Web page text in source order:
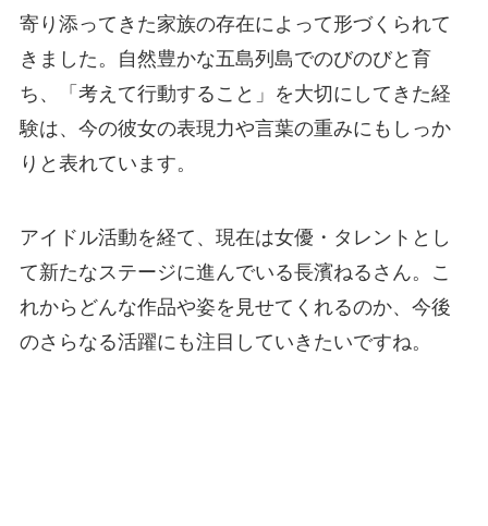
寄り添ってきた家族の存在によって形づくられて
きました。自然豊かな五島列島でのびのびと育
ち、「考えて行動すること」を大切にしてきた経
験は、今の彼女の表現力や言葉の重みにもしっか
りと表れています。
アイドル活動を経て、現在は女優・タレントとし
て新たなステージに進んでいる長濱ねるさん。こ
れからどんな作品や姿を見せてくれるのか、今後
のさらなる活躍にも注目していきたいですね。